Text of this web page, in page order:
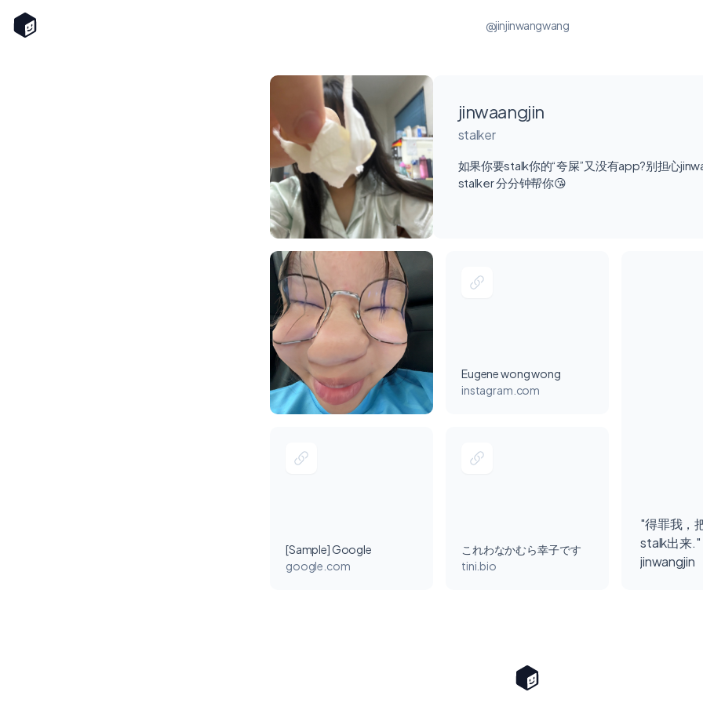
@jinjinwangwang
jinwaangjin
stalker
如果你要stalk你的“夸屎”又没有app?别担心
stalker 分分钟帮你😘
Eugene wong wong
instagram.com
"得罪我，
stalk出来
jinwangjin
[Sample] Google
google.com
これわなかむら幸子です
tini.bio